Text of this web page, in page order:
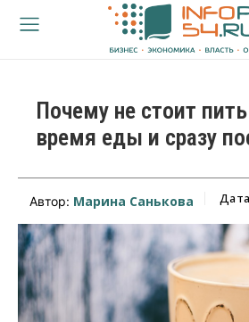
Почему не стоит
время еды и сразу
Автор: Марина Санькова